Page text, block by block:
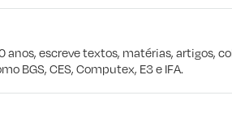
escreve textos, matérias, artigos,
BGS, CES, Computex, E3 e IFA.